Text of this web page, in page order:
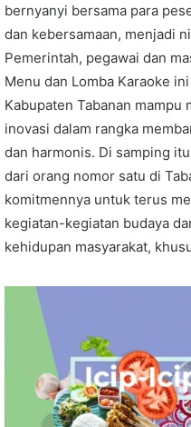
bernyanyi bersama para
dan kebersamaan, menjadi
Pemerintah, pegawai dan
Menu dan Lomba Karaoke
Kabupaten Tabanan
inovasi dalam rangka
dan harmonis. Di samping
dari orang nomor satu di
komitmennya untuk terus
kegiatan-kegiatan budaya
kehidupan masyarakat,